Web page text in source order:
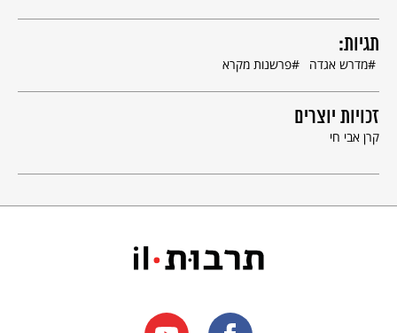
תגיות:
מדרש אגדה פרשנות מקרא
זכויות יוצרים
קרן אבי חי